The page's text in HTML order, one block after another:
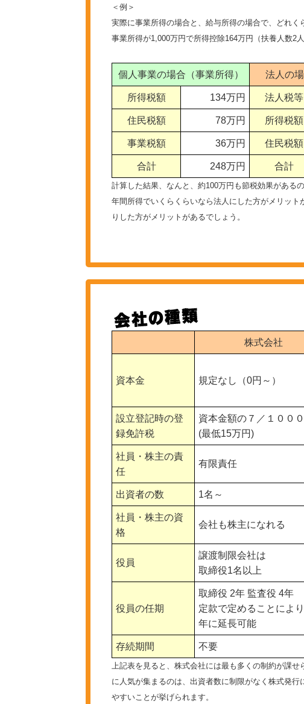
＜例＞
実際に事業所得の場合と、給与所得の場合で、どれく
事業所得が1,000万円で所得控除164万円（扶養人数2
個人事業の場合（事業所得） 法人の
所得税額 134万円 法人税等
住民税額 78万円 所得税額
事業税額 36万円 住民税額
合計 248万円 合計
計算した結果、なんと、約100万円も節税効果があるの
年間所得でいくらくらいなら法人にした方がメリッ
りした方がメリットがあるでしょう。
株式会社
資本金 規定なし（0円～）
設立登記時の登
録免許税
資本金額の７／１０００
(最低15万円)
社員・株主の責
任
有限責任
出資者の数 1名～
社員・株主の資
格
会社も株主になれる
役員
譲渡制限会社は
取締役1名以上
役員の任期
取締役 2年 監査役 4年
定款で定めることによ
年に延長可能
存続期間 不要
上記表を見ると、株式会社には最も多くの制約が課
に人気が集まるのは、出資者数に制限がなく株式発
やすいことが挙げられます。